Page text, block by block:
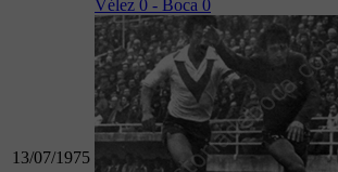
13/07/1975
Vélez 0 - Boca 0